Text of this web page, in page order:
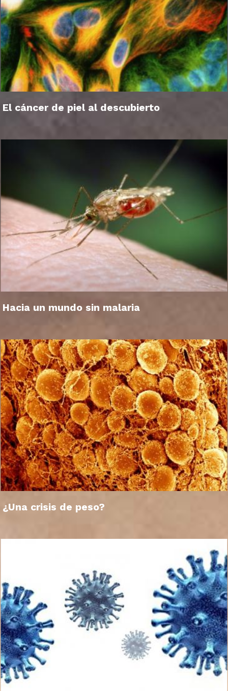
El cáncer de piel al descubierto
Hacia un mundo sin malaria
¿Una crisis de peso?